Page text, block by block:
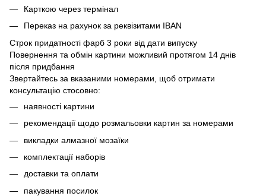
Карткою через термінал
Переказ на рахунок за реквізитами IBAN
Строк придатності фарб 3 роки від дати випуску
Повернення та обмін картини можливий протягом 14 днів
після придбання
Звертайтесь за вказаними номерами, щоб отримати
консультацію стосовно:
наявності картини
рекомендації щодо розмальовки картин за номерами
викладки алмазної мозаїки
комплектації наборів
доставки та оплати
пакування посилок